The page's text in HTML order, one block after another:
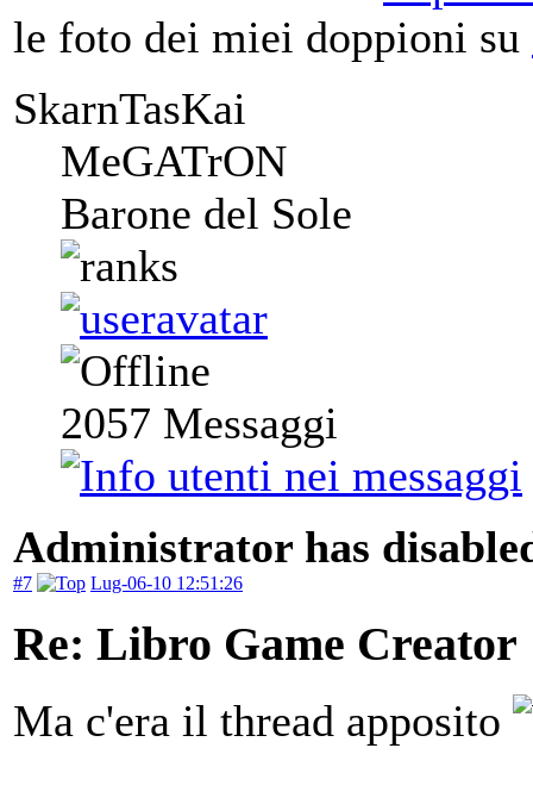
le foto dei miei doppioni su
SkarnTasKai
MeGATrON
Barone del Sole
2057 Messaggi
Administrator has
#7 Lug-06-10 12:51:26
Re: Libro Game Creator
Ma c'era il thread apposito